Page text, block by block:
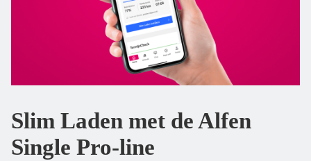
Slim Laden met de Alfen
Single Pro-line